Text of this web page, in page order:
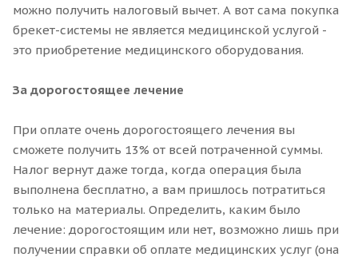
можно получить налоговый вычет. А вот сама покупка
брекет-системы не является медицинской услугой -
это приобретение медицинского оборудования.
За дорогостоящее лечение
При оплате очень дорогостоящего лечения вы
сможете получить 13% от всей потраченной суммы.
Налог вернут даже тогда, когда операция была
выполнена бесплатно, а вам пришлось потратиться
только на материалы. Определить, каким было
лечение: дорогостоящим или нет, возможно лишь при
получении справки об оплате медицинских услуг (она